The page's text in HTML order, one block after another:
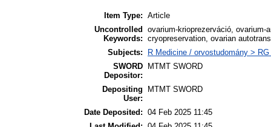
Item Type: Article
Uncontrolled
Keywords:
ovarium-krioprezerváció, ovarium-
cryopreservation, ovarian
Subjects:
R Medicine / orvostudomány >
SWORD
Depositor:
MTMT SWORD
Depositing
User:
MTMT SWORD
Date Deposited: 04 Feb 2025 11:45